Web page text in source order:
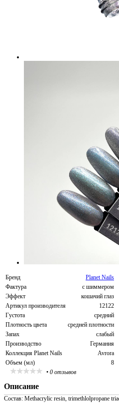
Бренд
Planet Nails
Фактура
с шиммером
Эффект
кошачий глаз
Артикул производителя
12122
Густота
средний
Плотность цвета
средней плотности
Запах
слабый
Производство
Германия
Коллекция Planet Nails
Avrora
Объем (мл)
8
• 0 отзывов
Описание
Состав: Methacrylic resin, trimethlolpropane